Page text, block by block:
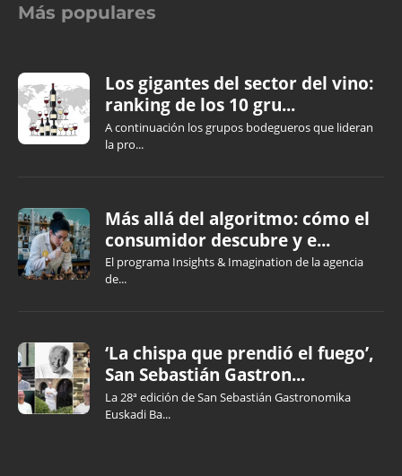
Más populares
Los gigantes del sector del vino:
ranking de los 10 gru...
A continuación los grupos bodegueros que lideran
la pro...
Más allá del algoritmo: cómo el
consumidor descubre y e...
El programa Insights & Imagination de la agencia
de...
‘La chispa que prendió el fuego’,
San Sebastián Gastron...
La 28ª edición de San Sebastián Gastronomika
Euskadi Ba...